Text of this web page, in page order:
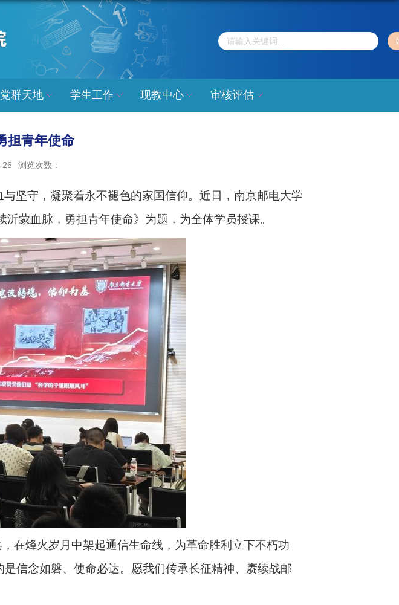
党群天地 学生工作 现教中心 审核评估
担青年使命
26 浏览次数：
坚守，凝聚着永不褪色的家国信仰。近日，南京邮电大学
沂蒙血脉，勇担青年使命》为题，为全体学员授课。
在烽火岁月中架起通信生命线，为革命胜利立下不朽功
信念如磐、使命必达。愿我们传承长征精神、赓续战邮